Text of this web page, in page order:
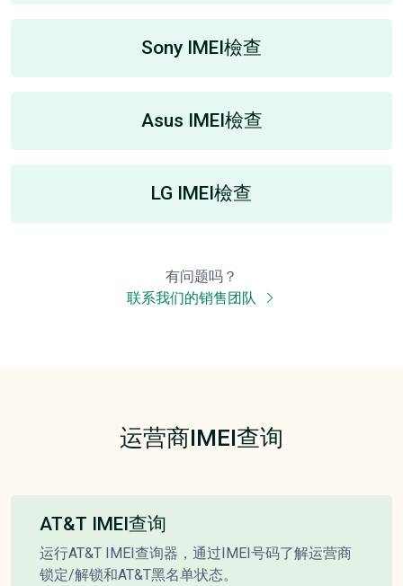
Sony IMEI檢查
Asus IMEI檢查
LG IMEI檢查
有问题吗？
联系我们的销售团队
运营商IMEI查询
AT&T IMEI查询
运行AT&T IMEI查询器，通过IMEI号码了解运营商
锁定/解锁和AT&T黑名单状态。